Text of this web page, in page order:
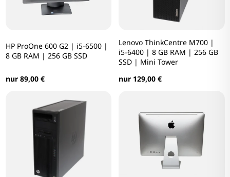
HP ProOne 600 G2 | i5-6500 |
8 GB RAM | 256 GB SSD
nur 89,00 €
Lenovo ThinkCentre M700 |
i5-6400 | 8 GB RAM | 256 GB
SSD | Mini Tower
nur 129,00 €